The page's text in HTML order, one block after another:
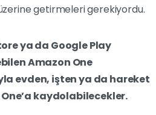
getirmeleri gerekiyordu.
ya da Google Play
Amazon One
evden, işten ya da hareket
kaydolabilecekler.